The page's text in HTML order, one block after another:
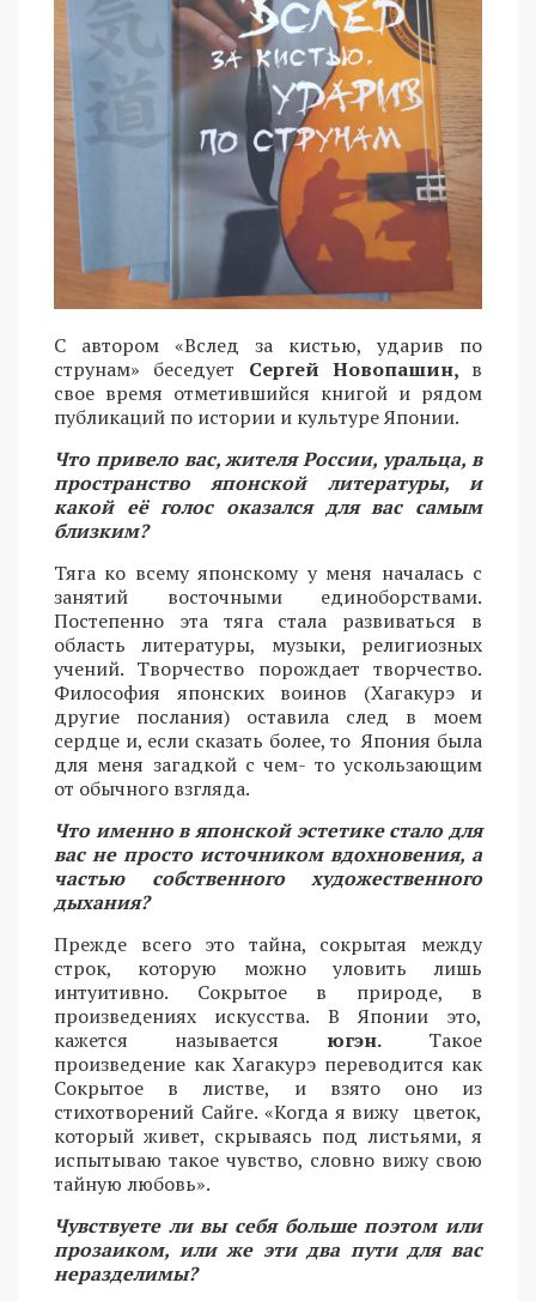
С автором «Вслед за кистью, ударив по
струнам» беседует Сергей Новопашин, в
свое время отметившийся книгой и рядом
публикаций по истории и культуре Японии.
Что привело вас, жителя России, уральца, в
пространство японской литературы, и
какой её голос оказался для вас самым
близким?
Тяга ко всему японскому у меня началась с
занятий восточными единоборствами.
Постепенно эта тяга стала развиваться в
область литературы, музыки, религиозных
учений. Творчество порождает творчество.
Философия японских воинов (Хагакурэ и
другие послания) оставила след в моем
сердце и, если сказать более, то Япония была
для меня загадкой с чем- то ускользающим
от обычного взгляда.
Что именно в японской эстетике стало для
вас не просто источником вдохновения, а
частью собственного художественного
дыхания?
Прежде всего это тайна, сокрытая между
строк, которую можно уловить лишь
интуитивно. Сокрытое в природе, в
произведениях искусства. В Японии это,
кажется называется югэн.Такое
произведение как Хагакурэ переводится как
Сокрытое в листве, и взято оно из
стихотворений Сайге. «Когда я вижу цветок,
который живет, скрываясь под листьями, я
испытываю такое чувство, словно вижу свою
тайную любовь».
Чувствуете ли вы себя больше поэтом или
прозаиком, или же эти два пути для вас
неразделимы?